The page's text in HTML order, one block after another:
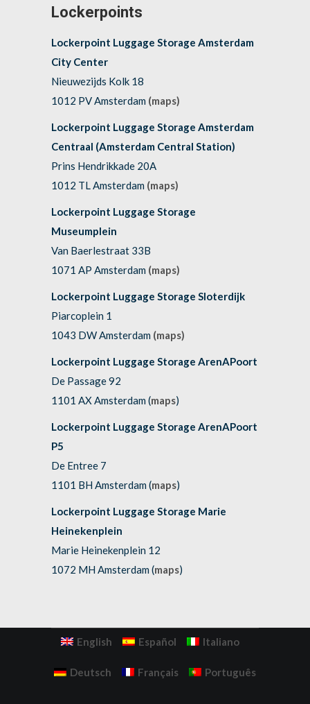
Lockerpoints
Lockerpoint Luggage Storage Amsterdam
City Center
Nieuwezijds Kolk 18
1012 PV Amsterdam (maps)
Lockerpoint Luggage Storage Amsterdam
Centraal (Amsterdam Central Station)
Prins Hendrikkade 20A
1012 TL Amsterdam (maps)
Lockerpoint Luggage Storage
Museumplein
Van Baerlestraat 33B
1071 AP Amsterdam (maps)
Lockerpoint Luggage Storage Sloterdijk
Piarcoplein 1
1043 DW Amsterdam (maps)
Lockerpoint Luggage Storage ArenAPoort
De Passage 92
1101 AX Amsterdam (maps)
Lockerpoint Luggage Storage ArenAPoort
P5
De Entree 7
1101 BH Amsterdam (maps)
Lockerpoint Luggage Storage Marie
Heinekenplein
Marie Heinekenplein 12
1072 MH Amsterdam (maps)
English Español Italiano
Deutsch Français Português